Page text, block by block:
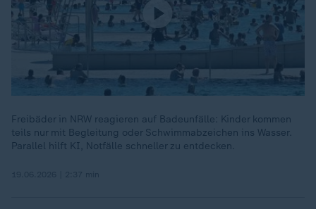
Freibäder in NRW reagieren auf Badeunfälle: Kinder kommen
teils nur mit Begleitung oder Schwimmabzeichen ins Wasser.
Parallel hilft KI, Notfälle schneller zu entdecken.